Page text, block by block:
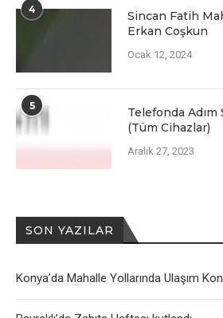
4
Sincan Fatih
Erkan Coşkun
Ocak 12, 2024
5
Telefonda Adım
(Tüm Cihazlar)
Aralık 27, 2023
SON YAZILAR
Konya’da Mahalle Yollarında Ulaşım